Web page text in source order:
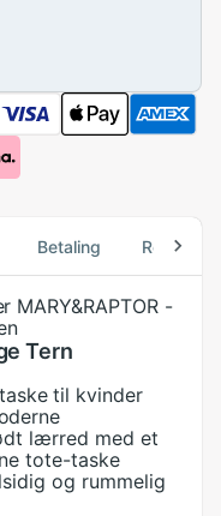
Betaling
-
Tern
til kvinder
lærred med et
tote-taske
og rummelig